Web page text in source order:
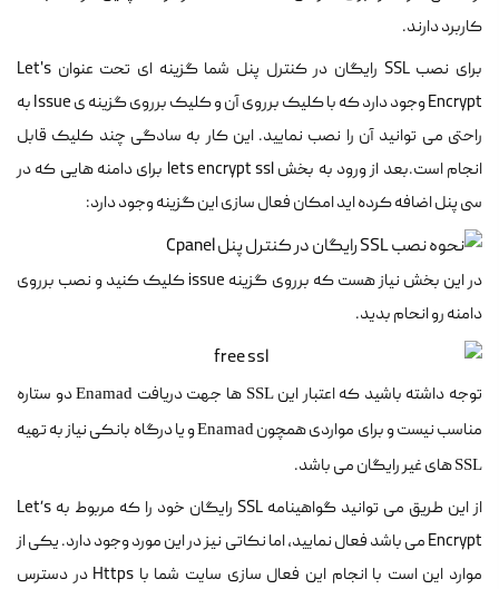
کاربرد دارند.
برای نصب SSL رایگان در کنترل پنل شما گزینه ای تحت عنوان Let's
Encrypt وجود دارد که با کلیک برروی آن و کلیک برروی گزینه ی Issue به
راحتی می توانید آن را نصب نمایید. این کار به سادگی چند کلیک قابل
انجام است.بعد از ورود به بخش lets encrypt ssl برای دامنه هایی که در
سی پنل اضافه کرده اید امکان فعال سازی این گزینه وجود دارد:
در این بخش نیاز هست که برروی گزینه issue کلیک کنید و نصب برروی
دامنه رو انحام بدید.
توجه داشته باشید که اعتبار اینSSL ها جهت دریافت Enamadدو ستاره
مناسب نیست و برای مواردی همچون Enamadو یا درگاه بانکی نیاز به تهیه
SSLهای غیر رایگان می باشد.
از این طریق می توانید گواهینامه SSL رایگان خود را که مربوط به Let’s
Encrypt می باشد فعال نمایید، اما نکاتی نیز در این مورد وجود دارد. یکی از
موارد این است با انجام این فعال سازی سایت شما با Https در دسترس